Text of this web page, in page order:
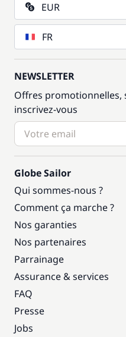
EUR
FR
NEWSLETTER
Offres promotionnelles,
inscrivez-vous
Globe Sailor
Qui sommes-nous ?
Comment ça marche ?
Nos garanties
Nos partenaires
Parrainage
Assurance & services
FAQ
Presse
Jobs